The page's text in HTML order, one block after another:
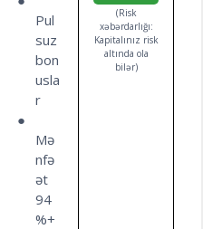
Pul
suz
bon
usla
r
Mə
nfə
ət
94
%+
(Risk
xəbərdarlığı:
Kapitalınız risk
altında ola
bilər)